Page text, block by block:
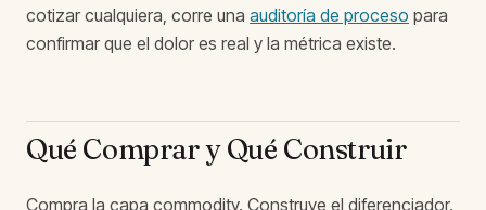
cotizar cualquiera, corre una auditoría de proceso para
confirmar que el dolor es real y la métrica existe.
Qué Comprar y Qué Construir
Compra la capa commodity. Construye el diferenciador.